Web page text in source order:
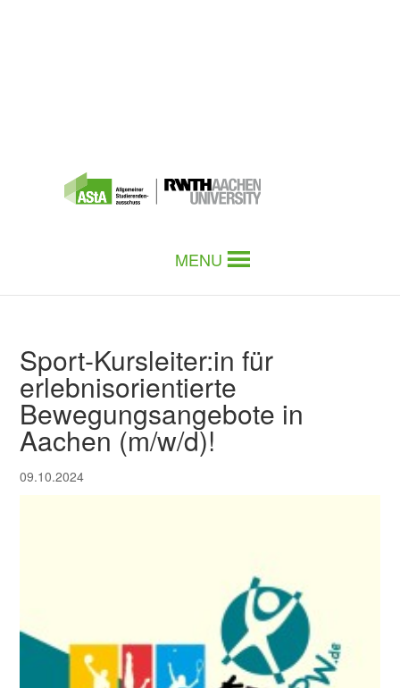
MENU
Sport-Kursleiter:in für
erlebnisorientierte
Bewegungsangebote in
Aachen (m/w/d)!
09.10.2024